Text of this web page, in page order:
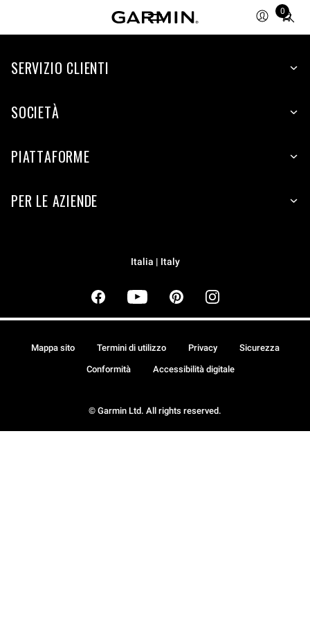
0
Total
items
in
SERVIZIO CLIENTI
SOCIETÀ
PIATTAFORME
PER LE AZIENDE
Italia | Italy
© Garmin Ltd. All rights reserved.
Mappa sito Termini di utilizzo Privacy Sicurezza
Conformità Accessibilità digitale